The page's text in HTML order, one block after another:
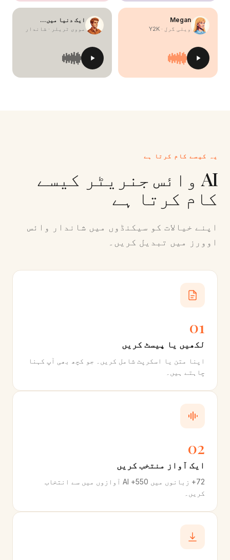
Megan
ویلی گرل · Y2K
ایک دنیا میں…
مووی ٹریلر · شاندار
یہ کیسے کام کرتا ہے
AI وائس جنریٹر کیسے
کام کرتا ہے
اپنے خیالات کو سیکنڈوں میں شاندار وائس
اوورز میں تبدیل کریں۔
01
لکھیں یا پیسٹ کریں
اپنا متن یا اسکرپٹ شامل کریں۔ جو کچھ بھی آپ کہنا
چاہتے ہیں۔
02
ایک آواز منتخب کریں
72+ زبانوں میں 550+ AI آوازوں میں سے انتخاب
کریں۔